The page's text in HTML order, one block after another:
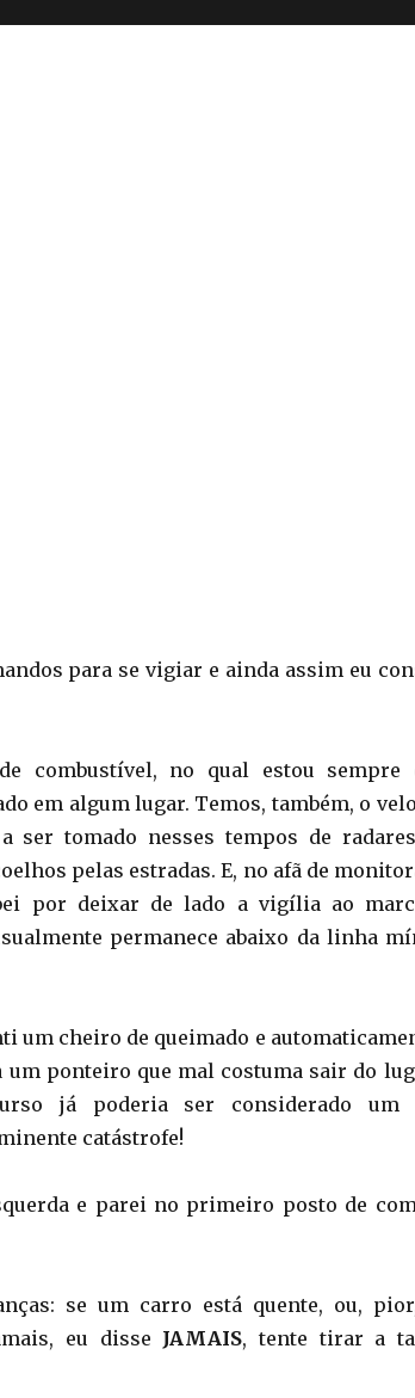
para se vigiar e ainda assim eu
combustível, no qual estou sempre
em algum lugar. Temos, também, o
ser tomado nesses tempos de
pelas estradas. E, no afã de
por deixar de lado a vigília ao
permanece abaixo da linha
um cheiro de queimado e
um ponteiro que mal costuma sair do
já poderia ser considerado um
catástrofe!
e parei no primeiro posto de
se um carro está quente, ou,
eu disse JAMAIS, tente tirar a